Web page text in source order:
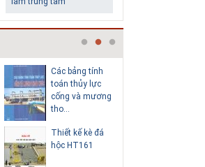
Lý do nên sử dụng gạch
block để xây nhà
Các bảng tính
toán thủy lực
cống và mương
tho...
Thiết kế kè đá
hộc HT161